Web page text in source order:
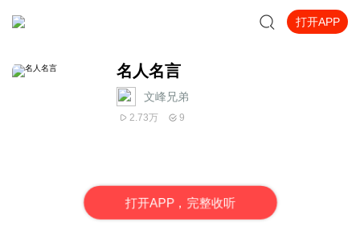
打开APP
名人名言
文峰兄弟
2.73万 9
打开APP，完整收听